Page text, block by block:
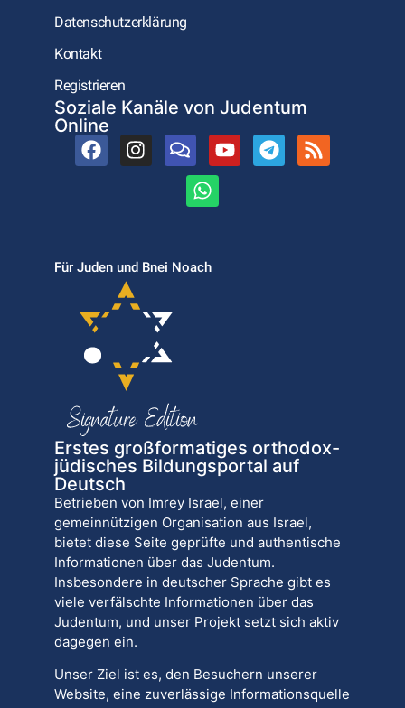
Datenschutzerklärung
Kontakt
Registrieren
Soziale Kanäle von Judentum
Online
Für Juden und Bnei Noach
Erstes großformatiges orthodox-
jüdisches Bildungsportal auf
Deutsch
Betrieben von Imrey Israel, einer
gemeinnützigen Organisation aus Israel,
bietet diese Seite geprüfte und authentische
Informationen über das Judentum.
Insbesondere in deutscher Sprache gibt es
viele verfälschte Informationen über das
Judentum, und unser Projekt setzt sich aktiv
dagegen ein.
Unser Ziel ist es, den Besuchern unserer
Website, eine zuverlässige Informationsquelle